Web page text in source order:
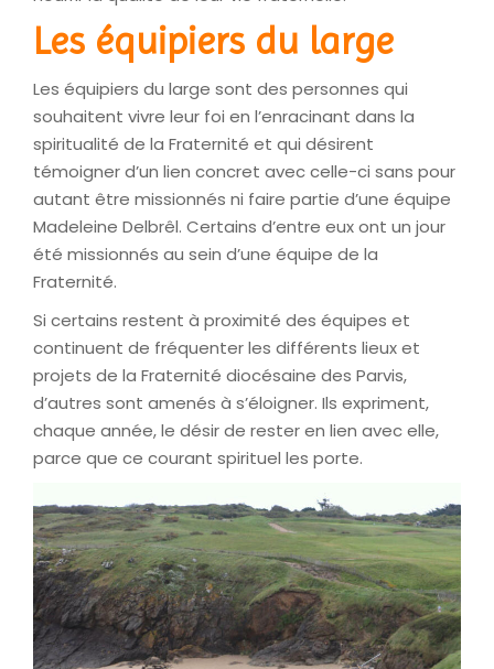
Les équipiers du large
Les équipiers du large sont des personnes qui
souhaitent vivre leur foi en l’enracinant dans la
spiritualité de la Fraternité et qui désirent
témoigner d’un lien concret avec celle-ci sans pour
autant être missionnés ni faire partie d’une équipe
Madeleine Delbrêl. Certains d’entre eux ont un jour
été missionnés au sein d’une équipe de la
Fraternité.
Si certains restent à proximité des équipes et
continuent de fréquenter les différents lieux et
projets de la Fraternité diocésaine des Parvis,
d’autres sont amenés à s’éloigner. Ils expriment,
chaque année, le désir de rester en lien avec elle,
parce que ce courant spirituel les porte.